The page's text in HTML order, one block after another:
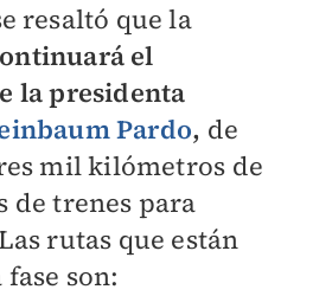
resaltó que la
el
la presidenta
Pardo, de
mil kilómetros de
de trenes para
rutas que están
son: